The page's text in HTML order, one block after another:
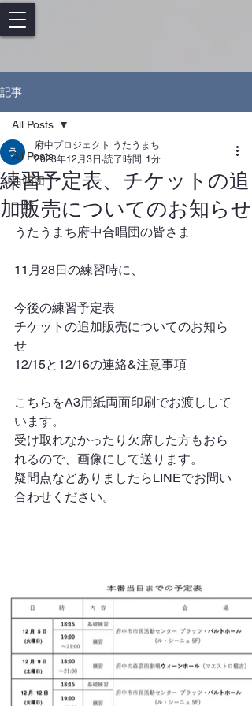
記事
All Posts
合唱団
一般
All Posts
練習予定表、チケットの追
加販売についてのお知らせ
府中プロジェクト うたうまち
2023年12月3日 読了時間: 1分
うたうまち府中合唱団の皆さま
11月28日の練習時に、
今後の練習予定表
チケットの追加販売についてのお知ら
せ
12/15と12/16の連絡&注意事項
こちらをA3用紙両面印刷でお渡しして
います。
受け取れなかったり欠席した方もおら
れるので、画像にして送ります。
疑問点などありましたらLINEでお問い
合わせください。